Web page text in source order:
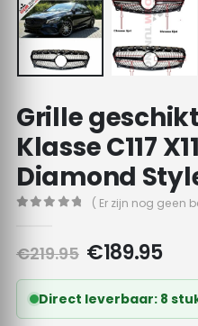
Grille
Klasse C117
Diamond Style
( Er zijn nog geen
€219.95
was:
€219.95.
€189.95
is:
Direct leverbaar: 8